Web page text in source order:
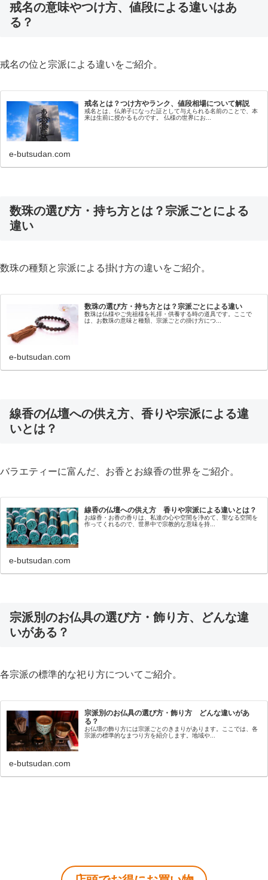
戒名の意味やつけ方、値段による違いはあ
る？
戒名の位と宗派による違いをご紹介。
戒名とは？つけ方やランク、値段相場について解説
戒名とは、仏弟子になった証として与えられる名前のことで、本
来は生前に授かるものです。 仏様の世界にお...
e-butsudan.com
数珠の選び方・持ち方とは？宗派ごとによる
違い
数珠の種類と宗派による掛け方の違いをご紹介。
数珠の選び方・持ち方とは？宗派ごとによる違い
数珠は仏様やご先祖様を礼拝・供養する時の道具です。ここで
は、お数珠の意味と種類、宗派ごとの掛け方につ...
e-butsudan.com
線香の仏壇への供え方、香りや宗派による違
いとは？
バラエティーに富んだ、お香とお線香の世界をご紹介。
線香の仏壇への供え方 香りや宗派による違いとは？
お線香・お香の香りは、私達の心や空間を浄めて、聖なる空間を
作ってくれるので、世界中で宗教的な意味を持...
e-butsudan.com
宗派別のお仏具の選び方・飾り方、どんな違
いがある？
各宗派の標準的な祀り方についてご紹介。
宗派別のお仏具の選び方・飾り方 どんな違いがあ
る？
お仏壇の飾り方には宗派ごとのきまりがあります。ここでは、各
宗派の標準的なまつり方を紹介します。地域や...
e-butsudan.com